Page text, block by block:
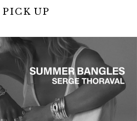
PICK UP